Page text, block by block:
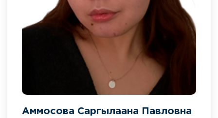
Аммосова Саргылаана Павловна